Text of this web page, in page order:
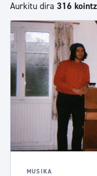
Aurkitu dira 316
MUSIKA